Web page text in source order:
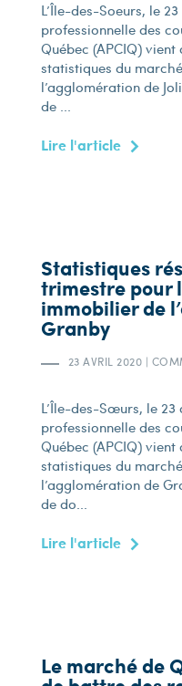
L’Île-des-Soeurs, le
professionnelle des
Québec (APCIQ)
statistiques du
l’agglomération de
de ...
Lire l'article
Statistiques
trimestre pour
immobilier de
Granby
23 AVRIL 2020 |
L’Île-des-Sœurs, le
professionnelle des
Québec (APCIQ)
statistiques du
l’agglomération de
de do...
Lire l'article
Le marché de